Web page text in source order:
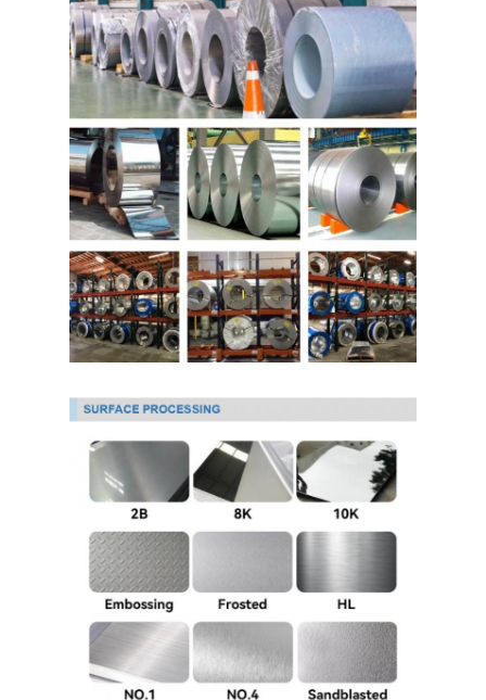
الصفحة الرئيسية
المنتجات
مقاطع فيديو
حولنا
جولة في المصنع
مراقبة الجودة
أخبار
صفائح الفولاذ المقاوم للصدأ المدرفلة على البارد
لفائف الفولاذ المقاوم للصدأ المدرفلة على البارد
ورقة الفولاذ المقاوم للصدأ المدرفلة على الساخن
لفائف الفولاذ المقاوم للصدأ المدرفلة على الساخن